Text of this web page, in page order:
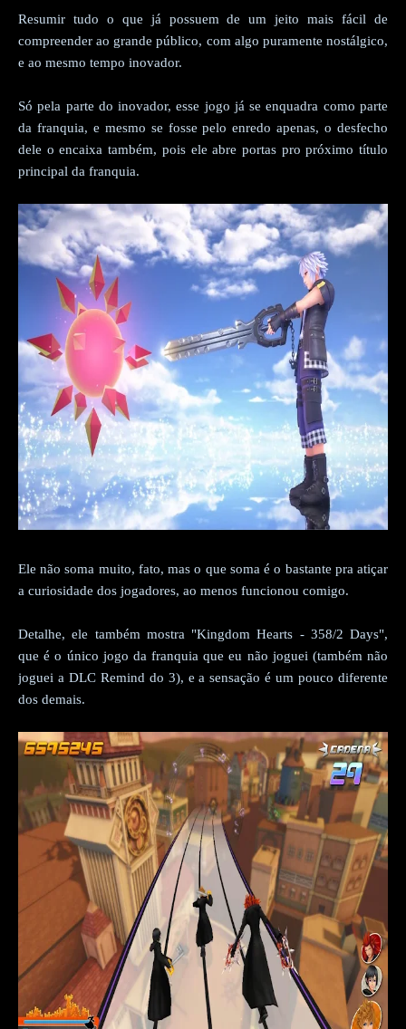
Resumir tudo o que já possuem de um jeito mais fácil de
compreender ao grande público, com algo puramente nostálgico,
e ao mesmo tempo inovador.
Só pela parte do inovador, esse jogo já se enquadra como parte
da franquia, e mesmo se fosse pelo enredo apenas, o desfecho
dele o encaixa também, pois ele abre portas pro próximo título
principal da franquia.
Ele não soma muito, fato, mas o que soma é o bastante pra atiçar
a curiosidade dos jogadores, ao menos funcionou comigo.
Detalhe, ele também mostra "Kingdom Hearts - 358/2 Days",
que é o único jogo da franquia que eu não joguei (também não
joguei a DLC Remind do 3), e a sensação é um pouco diferente
dos demais.